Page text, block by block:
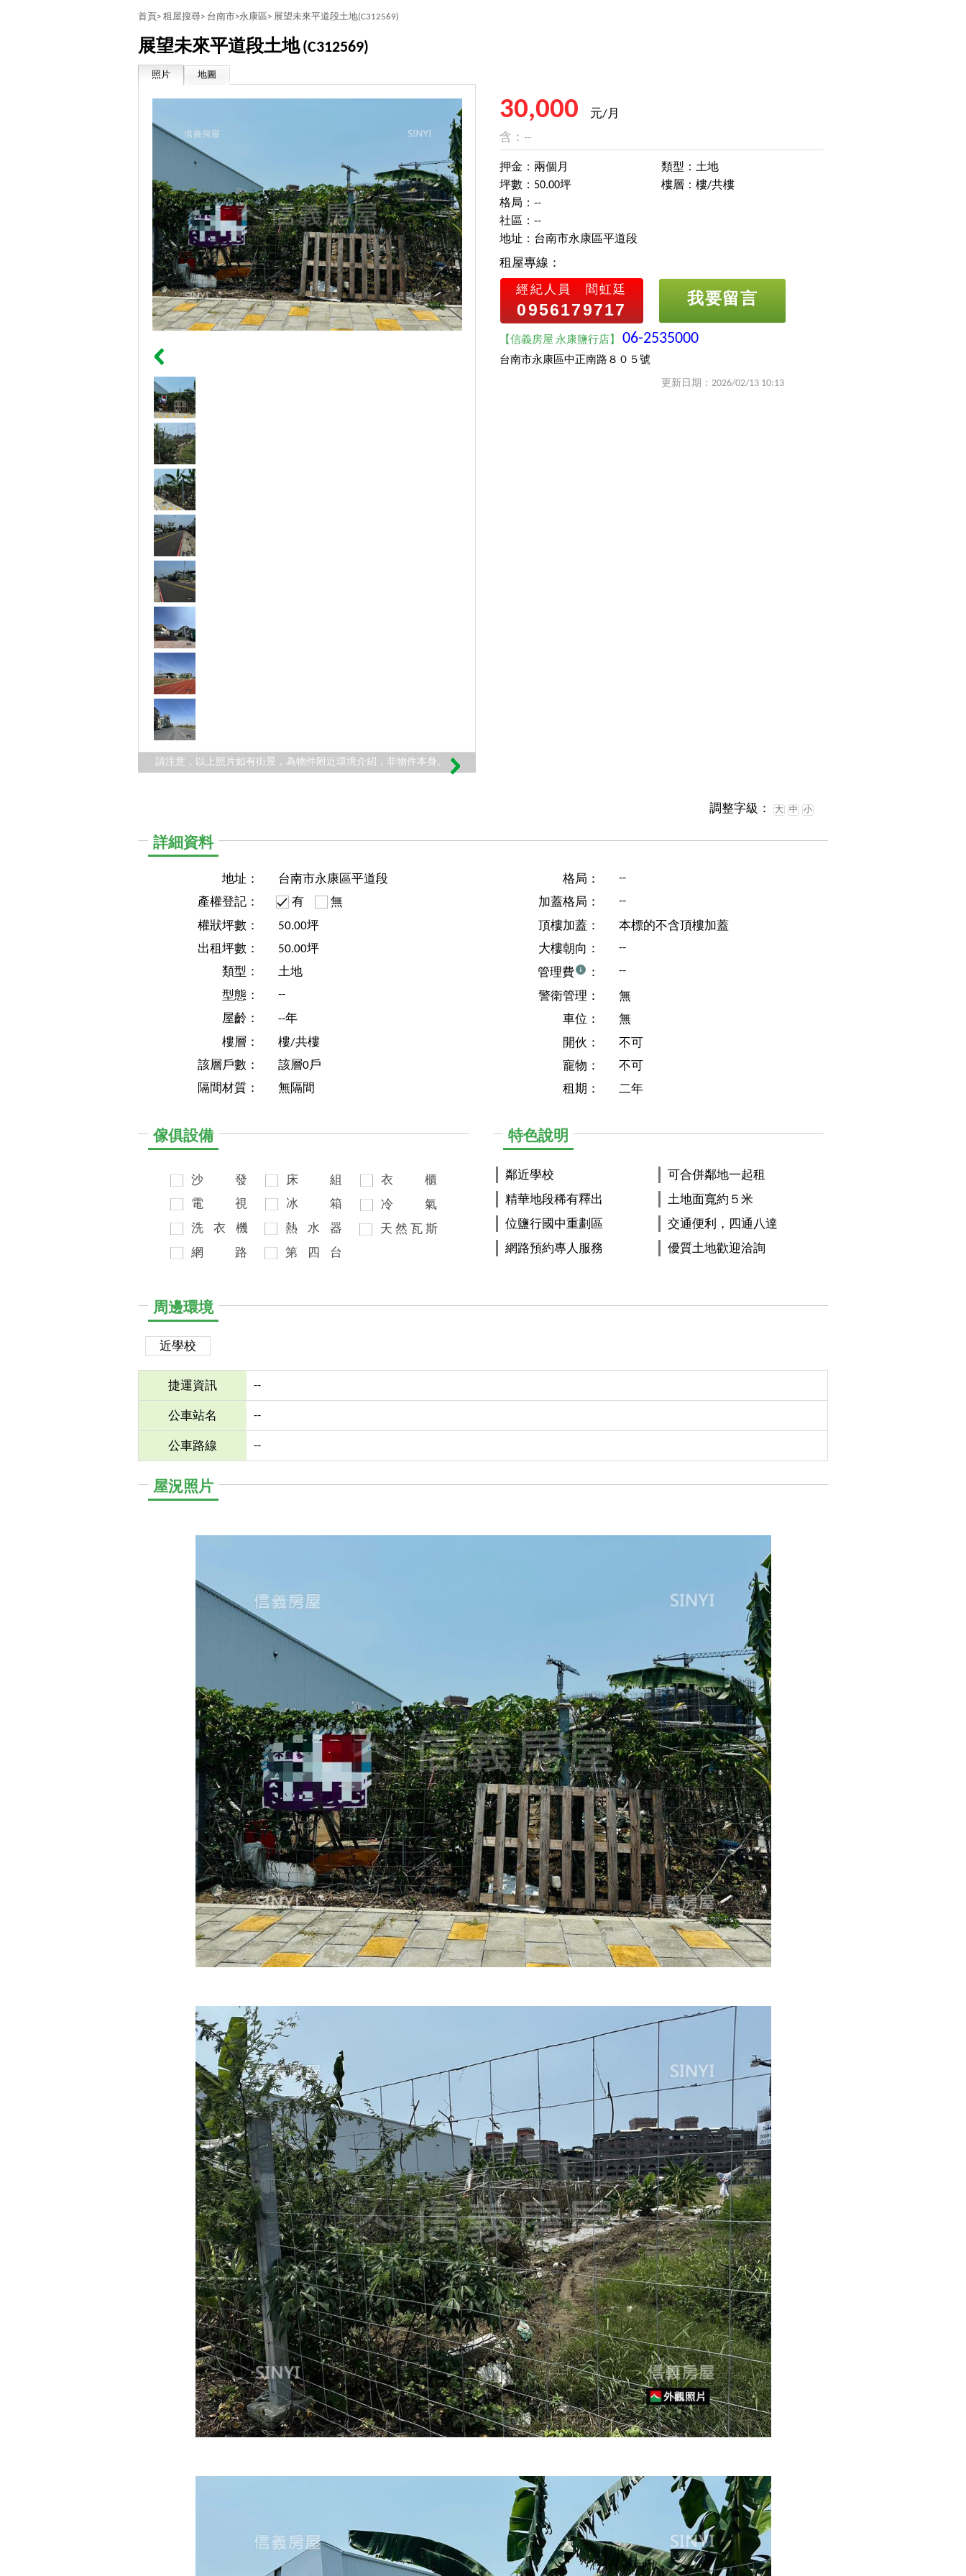
首頁> 租屋搜尋> 台南市>永康區> 展望未來平道段土地(C312569)
展望未來平道段土地 (C312569)
照片 地圖
請注意，以上照片如有街景，為物件附近環境介紹，非物件本身。
30,000
元/月
含：--
押金：兩個月
坪數：50.00坪
類型：土地
樓層：樓/共樓
格局：--
社區：--
地址：台南市永康區平道段
租屋專線：
經紀人員 閻虹廷
0956179717
我要留言
【信義房屋 永康鹽行店】06-2535000
台南市永康區中正南路８０５號
更新日期：2026/02/13 10:13
調整字級： 大 中 小
詳細資料
地址：
台南市永康區平道段
產權登記：
有
無
權狀坪數：
50.00坪
出租坪數：
50.00坪
類型：
土地
型態：
--
屋齡：
--年
樓層：
樓/共樓
該層戶數：
該層0戶
隔間材質：
無隔間
格局： --
加蓋格局： --
頂樓加蓋：
本標的不含頂樓加蓋
大樓朝向：
--
管理費 ： --
警衛管理：
無
車位：
無
開伙：
不可
寵物：
不可
租期：
二年
傢俱設備
沙
發
電
視
洗
衣
機
網
路
床
組
冰
箱
熱
水
器
第
四 台
衣
櫃
冷
氣
天 然 瓦 斯
特色說明
鄰近學校
精華地段稀有釋出
位鹽行國中重劃區
網路預約專人服務
可合併鄰地一起租
土地面寬約５米
交通便利，四通八達
優質土地歡迎洽詢
周邊環境
近學校
捷運資訊 --
公車站名 --
公車路線 --
屋況照片